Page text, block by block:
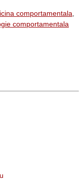
comportamentala
comportamentala